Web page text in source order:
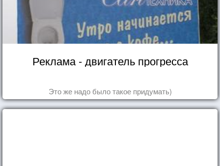
Реклама - двигатель прогресса
Это же надо было такое придумать)